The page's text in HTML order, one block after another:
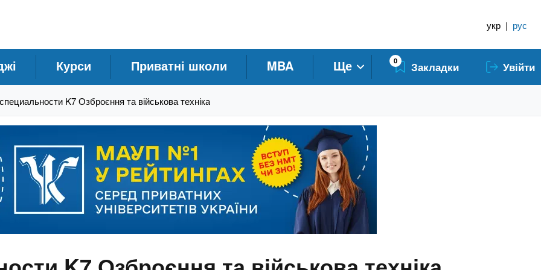
укр | рус
Курси Приватні школи MBA Ще 0 Закладки Увійти
K7 Озброєння та військова техніка